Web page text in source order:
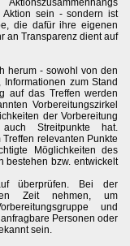
sein - sondern ist
die dafür ihre eigenen
an Transparenz dient auf
herum - sowohl von den
zum Stand
auf das Treffen werden
Vorbereitungszirkel
der Vorbereitung
Streitpunkte hat.
relevanten Punkte
Möglichkeiten des
bestehen bzw. entwickelt
überprüfen. Bei der
Zeit nehmen, um
und
Personen oder
sein.